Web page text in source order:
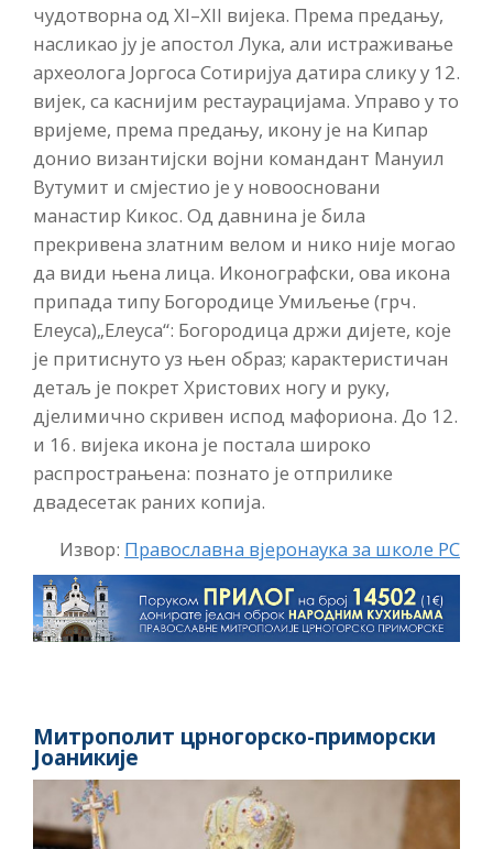
чудотворна од XI–XII вијека. Према предању,
насликао ју је апостол Лука, али истраживање
археолога Јоргоса Сотиријуа датира слику у 12.
вијек, са каснијим рестаурацијама. Управо у то
вријеме, према предању, икону је на Кипар
донио византијски војни командант Мануил
Вутумит и смјестио је у новоосновани
манастир Кикос. Од давнина је била
прекривена златним велом и нико није могао
да види њена лица. Иконографски, ова икона
припада типу Богородице Умиљење (грч.
Елеуса)„Елеуса“: Богородица држи дијете, које
је притиснуто уз њен образ; карактеристичан
детаљ је покрет Христових ногу и руку,
дјелимично скривен испод мафориона. До 12.
и 16. вијека икона је постала широко
распрострањена: познато је отприлике
двадесетак раних копија.
Извор: Православна вјеронаука за школе РС
Митрополит црногорско-приморски
Јоаникије